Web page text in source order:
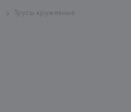
Трусы кружевные